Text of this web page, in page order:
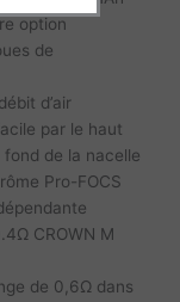
option
de
d’air
par le haut
de la nacelle
Pro-FOCS
CROWN M
de 0,6Ω dans